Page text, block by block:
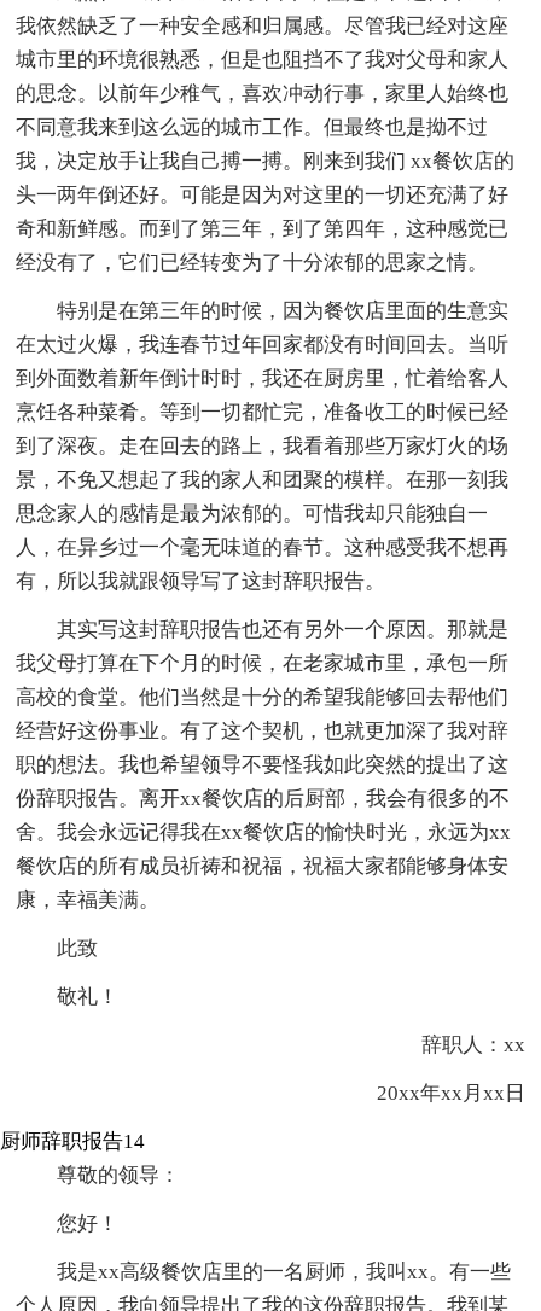
我依然缺乏了一种安全感和归属感。尽管我已经对这座
城市里的环境很熟悉，但是也阻挡不了我对父母和家人
的思念。以前年少稚气，喜欢冲动行事，家里人始终也
不同意我来到这么远的城市工作。但最终也是拗不过
我，决定放手让我自己搏一搏。刚来到我们 xx餐饮店的
头一两年倒还好。可能是因为对这里的一切还充满了好
奇和新鲜感。而到了第三年，到了第四年，这种感觉已
经没有了，它们已经转变为了十分浓郁的思家之情。
特别是在第三年的时候，因为餐饮店里面的生意实
在太过火爆，我连春节过年回家都没有时间回去。当听
到外面数着新年倒计时时，我还在厨房里，忙着给客人
烹饪各种菜肴。等到一切都忙完，准备收工的时候已经
到了深夜。走在回去的路上，我看着那些万家灯火的场
景，不免又想起了我的家人和团聚的模样。在那一刻我
思念家人的感情是最为浓郁的。可惜我却只能独自一
人，在异乡过一个毫无味道的春节。这种感受我不想再
有，所以我就跟领导写了这封辞职报告。
其实写这封辞职报告也还有另外一个原因。那就是
我父母打算在下个月的时候，在老家城市里，承包一所
高校的食堂。他们当然是十分的希望我能够回去帮他们
经营好这份事业。有了这个契机，也就更加深了我对辞
职的想法。我也希望领导不要怪我如此突然的提出了这
份辞职报告。离开xx餐饮店的后厨部，我会有很多的不
舍。我会永远记得我在xx餐饮店的愉快时光，永远为xx
餐饮店的所有成员祈祷和祝福，祝福大家都能够身体安
康，幸福美满。
此致
敬礼！
辞职人：xx
20xx年xx月xx日
厨师辞职报告14
尊敬的领导：
您好！
我是xx高级餐饮店里的一名厨师，我叫xx。有一些
个人原因，我向领导提出了我的这份辞职报告。我到某